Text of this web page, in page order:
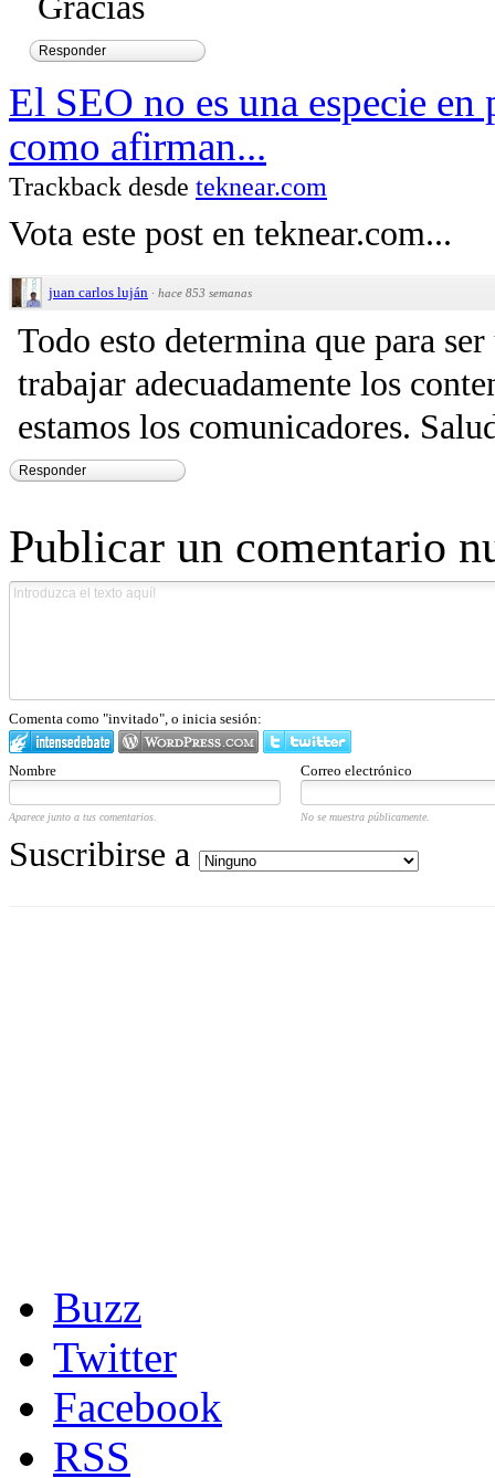
Responder
El SEO no es una especie
como afirman...
Trackback desde teknear.com
Vota este post en teknear.com...
juan carlos luján · hace 853 semanas
Todo esto determina que para
trabajar adecuadamente los
estamos los comunicadores.
Responder
Publicar un comentario
Comenta como "invitado", o inicia sesión:
Nombre Correo electrónico
Aparece junto a tus comentarios. No se muestra públicamente.
Suscribirse a
Buzz
Twitter
Facebook
RSS